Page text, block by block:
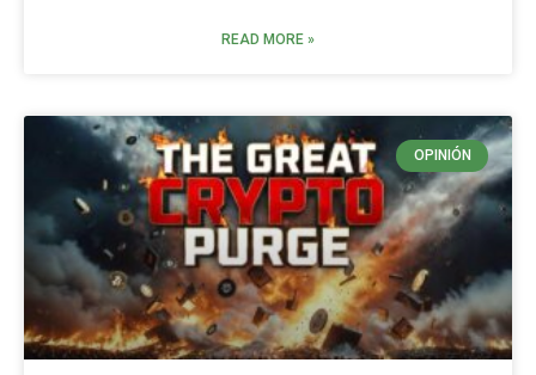
READ MORE »
OPINIÓN